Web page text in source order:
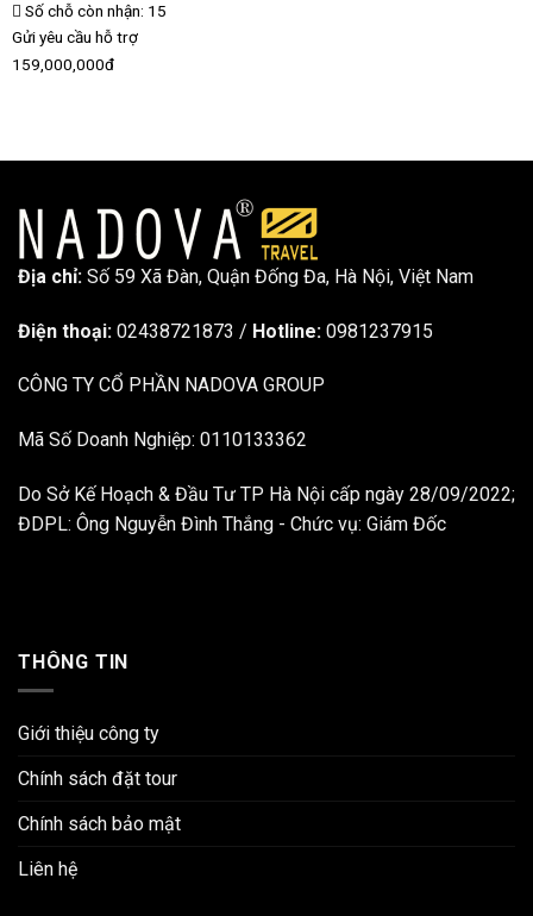
Số chỗ còn nhận: 15
Gửi yêu cầu hỗ trợ
159,000,000đ
Địa chỉ: Số 59 Xã Đàn, Quận Đống Đa, ​​Hà Nội, Việt Nam
Điện thoại: 02438721873 / Hotline: 0981237915
CÔNG TY CỔ PHẦN NADOVA GROUP
Mã Số Doanh Nghiệp: 0110133362
Do Sở Kế Hoạch & Đầu Tư TP Hà Nội cấp ngày 28/09/2022;
ĐDPL: Ông Nguyễn Đình Thắng - Chức vụ: Giám Đốc
THÔNG TIN
Giới thiệu công ty
Chính sách đặt tour
Chính sách bảo mật
Liên hệ